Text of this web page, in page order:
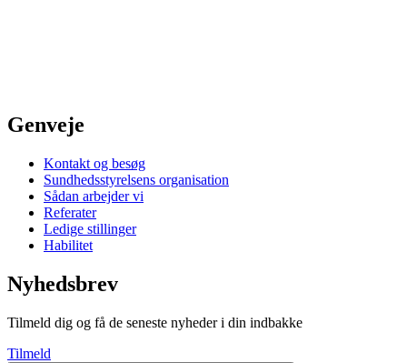
Genveje
Kontakt og besøg
Sundhedsstyrelsens organisation
Sådan arbejder vi
Referater
Ledige stillinger
Habilitet
Nyhedsbrev
Tilmeld dig og få de seneste nyheder i din indbakke
Tilmeld